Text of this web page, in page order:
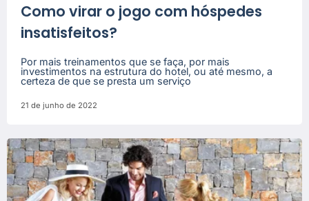
Como virar o jogo com hóspedes
insatisfeitos?
Por mais treinamentos que se faça, por mais
investimentos na estrutura do hotel, ou até mesmo, a
certeza de que se presta um serviço
21 de junho de 2022